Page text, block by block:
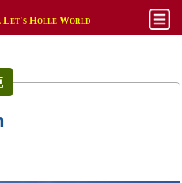
Let's Holle World